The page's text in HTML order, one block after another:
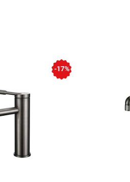
-17%